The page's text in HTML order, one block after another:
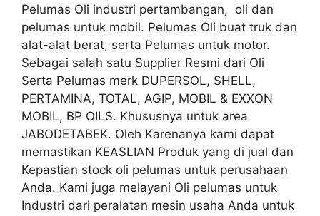
Pelumas Oli industri pertambangan, oli dan
pelumas untuk mobil. Pelumas Oli buat truk dan
alat-alat berat, serta Pelumas untuk motor.
Sebagai salah satu Supplier Resmi dari Oli
Serta Pelumas merk DUPERSOL, SHELL,
PERTAMINA, TOTAL, AGIP, MOBIL & EXXON
MOBIL, BP OILS. Khususnya untuk area
JABODETABEK. Oleh Karenanya kami dapat
memastikan KEASLIAN Produk yang di jual dan
Kepastian stock oli pelumas untuk perusahaan
Anda. Kami juga melayani Oli pelumas untuk
Industri dari peralatan mesin usaha Anda untuk